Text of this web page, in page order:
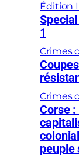
Édition
1
Crimes
Crimes
Corse
peuple